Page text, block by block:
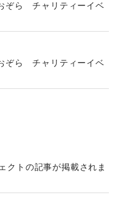
ぞら チャリティーイベ
ぞら チャリティーイベ
クトの記事が掲載されま